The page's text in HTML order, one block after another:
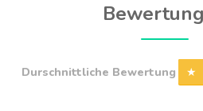
Durschnittliche Bewertung